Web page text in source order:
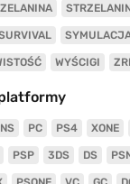
WYŚCIGI
NS PC PS4 XONE
PSP 3DS DS